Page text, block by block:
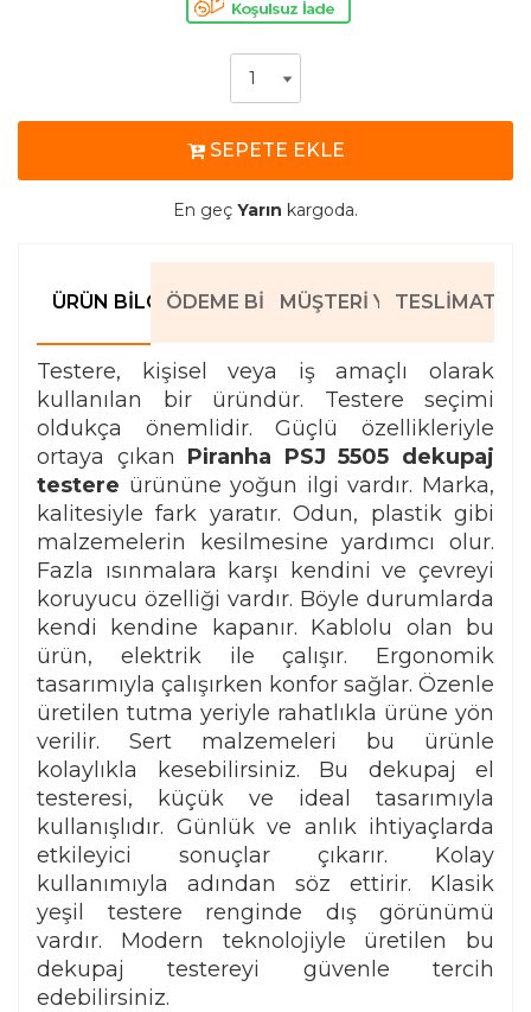
SEPETE EKLE
En geç Yarın kargoda.
ÜRÜN BILGILERIÖDEME BILGILERIMÜŞTERI YORUMLARI
TESLIMAT
Testere, kişisel veya iş amaçlı olarak
kullanılan bir üründür. Testere seçimi
oldukça önemlidir. Güçlü özellikleriyle
ortaya çıkan Piranha PSJ 5505 dekupaj
testere ürününe yoğun ilgi vardır. Marka,
kalitesiyle fark yaratır. Odun, plastik gibi
malzemelerin kesilmesine yardımcı olur.
Fazla ısınmalara karşı kendini ve çevreyi
koruyucu özelliği vardır. Böyle durumlarda
kendi kendine kapanır. Kablolu olan bu
ürün, elektrik ile çalışır. Ergonomik
tasarımıyla çalışırken konfor sağlar. Özenle
üretilen tutma yeriyle rahatlıkla ürüne yön
verilir. Sert malzemeleri bu ürünle
kolaylıkla kesebilirsiniz. Bu dekupaj el
testeresi, küçük ve ideal tasarımıyla
kullanışlıdır. Günlük ve anlık ihtiyaçlarda
etkileyici sonuçlar çıkarır. Kolay
kullanımıyla adından söz ettirir. Klasik
yeşil testere renginde dış görünümü
vardır. Modern teknolojiyle üretilen bu
dekupaj testereyi güvenle tercih
edebilirsiniz.